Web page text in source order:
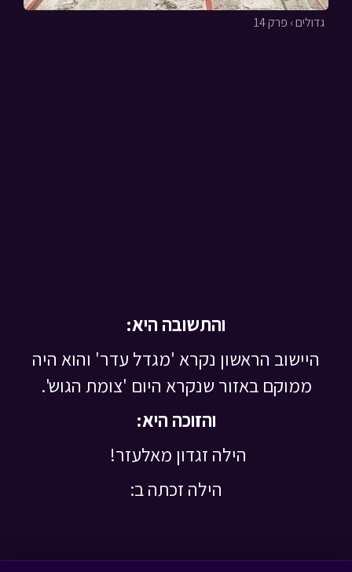
גדולים › פרק 14
והתשובה היא:
היישוב הראשון נקרא 'מגדל עדר' והוא היה
ממוקם באזור שנקרא היום 'צומת הגוש'.
והזוכה היא:
הילה זגדון מאלעזר!
הילה זכתה ב: